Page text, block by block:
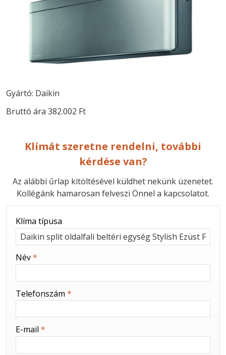
Gyártó: Daikin
Bruttó ára 382.002 Ft
Klímát szeretne rendelni, további
kérdése van?
Az alábbi űrlap kitöltésével küldhet nekünk üzenetet.
Kollégánk hamarosan felveszi Önnel a kapcsolatot.
-
-
-
-
Klíma típusa
Név*
Telefonszám *
E-mail *